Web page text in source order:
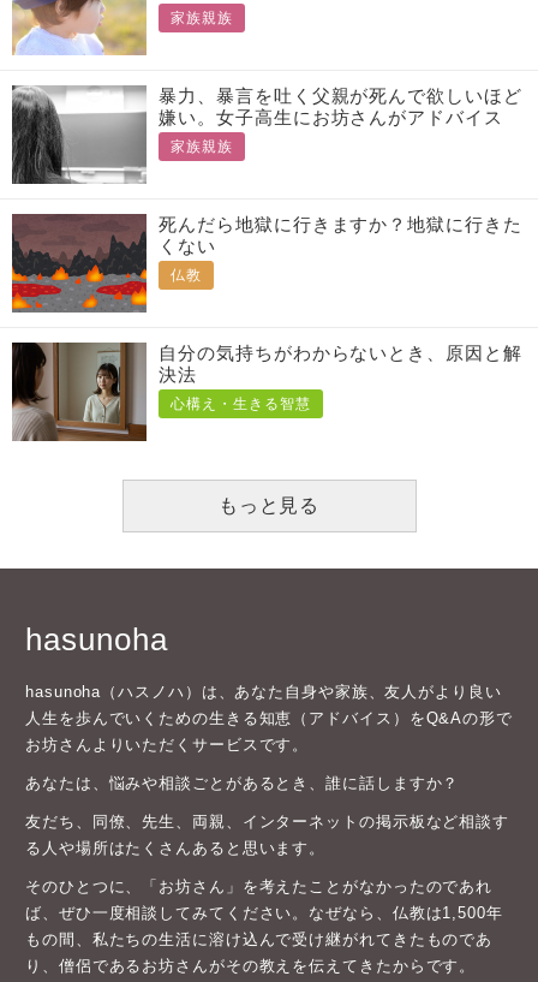
家族親族
暴力、暴言を吐く父親が死んで欲しいほど
嫌い。女子高生にお坊さんがアドバイス
家族親族
死んだら地獄に行きますか？地獄に行きた
くない
仏教
自分の気持ちがわからないとき、原因と解
決法
心構え・生きる智慧
もっと見る
hasunoha
hasunoha（ハスノハ）は、あなた自身や家族、友人がより良い
人生を歩んでいくための生きる知恵（アドバイス）をQ&Aの形で
お坊さんよりいただくサービスです。
あなたは、悩みや相談ごとがあるとき、誰に話しますか？
友だち、同僚、先生、両親、インターネットの掲示板など相談す
る人や場所はたくさんあると思います。
そのひとつに、「お坊さん」を考えたことがなかったのであれ
ば、ぜひ一度相談してみてください。なぜなら、仏教は1,500年
もの間、私たちの生活に溶け込んで受け継がれてきたものであ
り、僧侶であるお坊さんがその教えを伝えてきたからです。